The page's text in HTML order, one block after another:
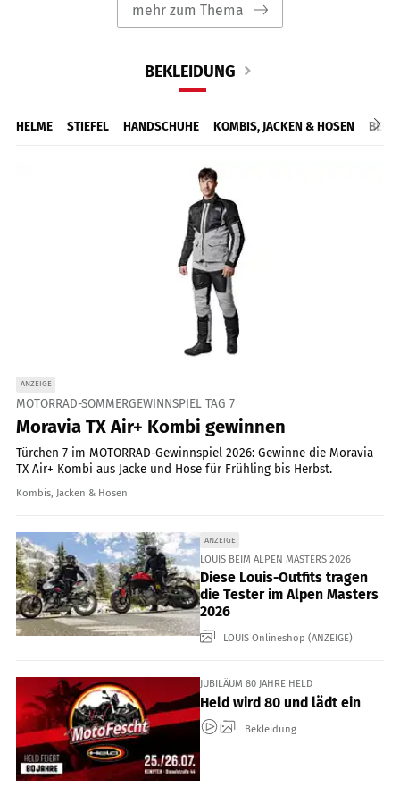
mehr zum Thema
BEKLEIDUNG
HELME STIEFEL HANDSCHUHE KOMBIS, JACKEN & HOSEN
ANZEIGE
MOTORRAD-SOMMERGEWINNSPIEL TAG 7
Moravia TX Air+ Kombi gewinnen
Türchen 7 im MOTORRAD-Gewinnspiel 2026: Gewinne die Moravia
TX Air+ Kombi aus Jacke und Hose für Frühling bis Herbst.
Kombis, Jacken & Hosen
ANZEIGE
LOUIS BEIM ALPEN MASTERS 2026
Diese Louis-Outfits tragen
die Tester im Alpen Masters
2026
LOUIS Onlineshop (ANZEIGE)
JUBILÄUM 80 JAHRE HELD
Held wird 80 und lädt ein
Bekleidung